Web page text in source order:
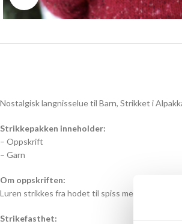
Nostalgisk langnisselue til Barn, Strikket i
Strikkepakken inneholder:
– Oppskrift
– Garn
Om oppskriften:
Luren strikkes fra hodet til spiss med glattstrikk
Strikefasthet: